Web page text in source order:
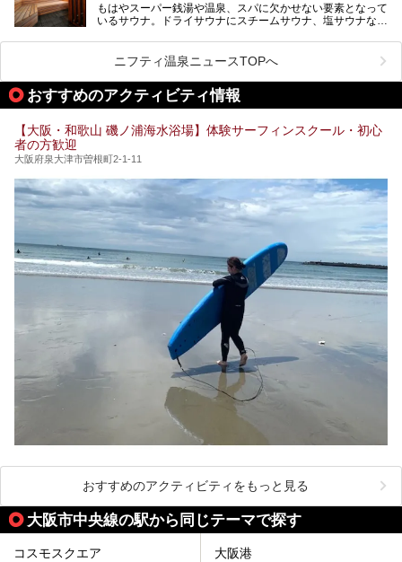
ケやボウリングといった遊び場もあり、友人同士やカップル
で“遊び+癒し”の一日を過ごすのにもぴったり。
処にいたるまで魅力をたっぷり堪能してきたので、その全容
大規模リニューアルの全容を確認すべく、リニューアルプレ
オープンイベントに行ってきました！今回はそのリニューア
もはやスーパー銭湯や温泉、スパに欠かせない要素となって
いるサウナ。ドライサウナにスチームサウナ、塩サウナな
ペース、ロウリュウなど、心ゆくまで楽しむためのサービス
が充実した施設も多くみられます。
今回はそんなサウナにこだわった、大阪府内のオススメ温
泉・銭湯・スパを30件紹介したいと思います！
ニフティ温泉ニュースTOPへ
おすすめのアクティビティ情報
【大阪・和歌山 磯ノ浦海水浴場】体験サーフィンスクール・初心
者の方歓迎
大阪府泉大津市曽根町2-1-11
おすすめのアクティビティをもっと見る
大阪市中央線の駅から同じテーマで探す
コスモスクエア 大阪港